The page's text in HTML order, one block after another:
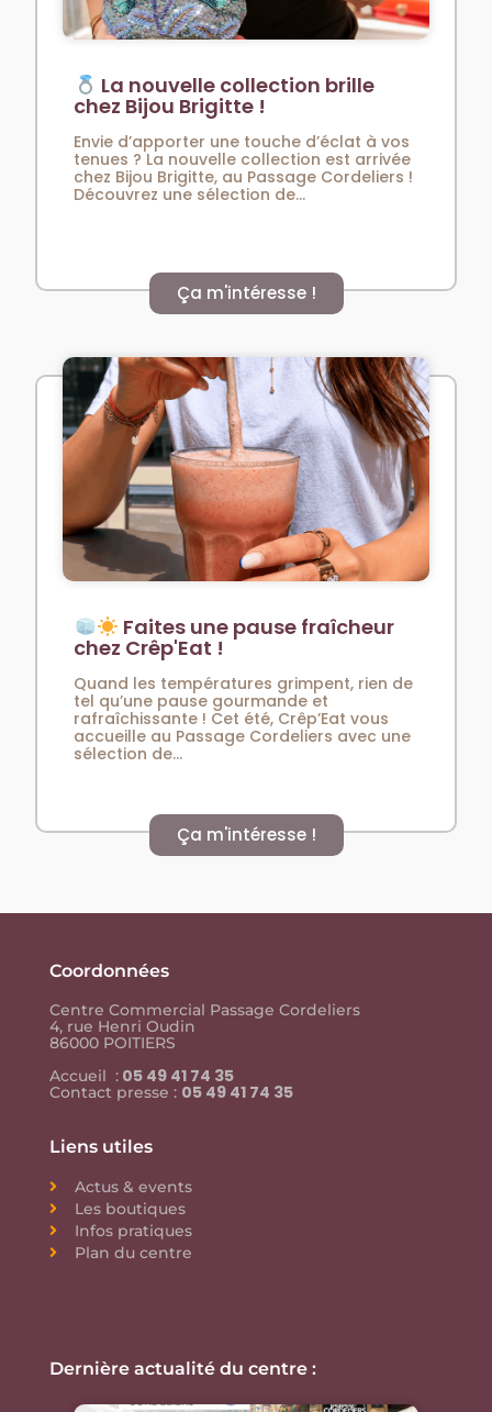
La nouvelle collection brille
chez Bijou Brigitte !
Envie d’apporter une touche d’éclat à vos
tenues ? La nouvelle collection est arrivée
chez Bijou Brigitte, au Passage Cordeliers !
Découvrez une sélection de...
Ça m'intéresse !
Faites une pause fraîcheur
chez Crêp'Eat !
Quand les températures grimpent, rien de
tel qu’une pause gourmande et
rafraîchissante ! Cet été, Crêp’Eat vous
accueille au Passage Cordeliers avec une
sélection de...
Ça m'intéresse !
Coordonnées
Centre Commercial Passage Cordeliers
4, rue Henri Oudin
86000 POITIERS
Accueil : 05 49 41 74 35
Contact presse : 05 49 41 74 35
Liens utiles
Actus & events
Les boutiques
Infos pratiques
Plan du centre
Dernière actualité du centre :